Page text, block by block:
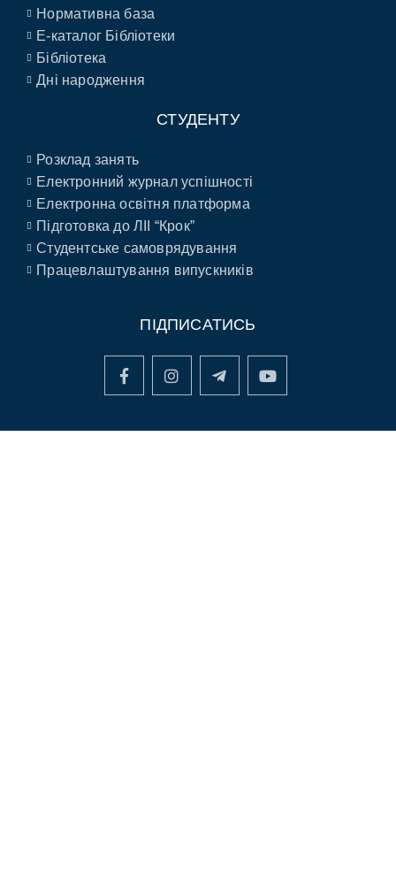
Нормативна база
E-каталог Бібліотеки
Бібліотека
Дні народження
СТУДЕНТУ
Розклад занять
Електронний журнал успішності
Електронна освітня платформа
Підготовка до ЛІІ “Крок”
Студентське самоврядування
Працевлаштування випускників
ПІДПИСАТИСЬ